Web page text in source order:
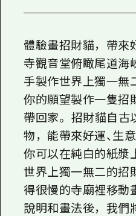
體驗畫招財貓，帶來
寺觀音堂俯瞰尾道海
手製作世界上獨一無
你的願望製作一隻招
帶回家。 招財貓自古
物，能帶來好運、生
你可以在純白的紙漿
世界上獨一無二的招
得很慢的寺廟裡移動
說明和畫法後，我們